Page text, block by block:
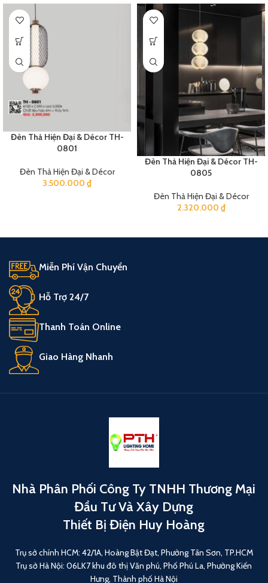
Đèn Thả Hiện Đại & Décor TH-
0801
Đèn Thả Hiện Đại & Décor
3.500.000 ₫
Đèn Thả Hiện Đại & Décor TH-
0805
Đèn Thả Hiện Đại & Décor
2.320.000 ₫
Miễn Phí Vận Chuyển
Hỗ Trợ 24/7
Thanh Toán Online
Giao Hàng Nhanh
Nhà Phân Phối Công Ty TNHH Thương Mại
Đầu Tư Và Xây Dựng
Thiết Bị Điện Huy Hoàng
Trụ sở chính HCM: 42/1A, Hoàng Bật Đạt, Phường Tân Sơn, TP.HCM
Trụ sở Hà Nội: 06LK7 khu đô thị Văn phú, Phố Phú La, Phường Kiến
Hưng, Thành phố Hà Nội